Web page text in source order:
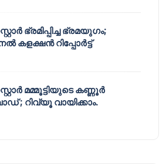
ഭ്രമിപ്പിച്ച ഭ്രമയുഗം;
കളക്ഷൻ റിപ്പോർട്ട്
മമ്മൂട്ടിയുടെ കണ്ണൂർ
; റിവ്യൂ വായിക്കാം.